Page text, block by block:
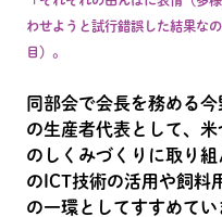
わせようと試行錯誤した結果な
目）。
同部会で会長を務める今
の生産者代表として、
のしくみづくりに取り
のICT技術の活用や飼料
の一環としてすすめてい